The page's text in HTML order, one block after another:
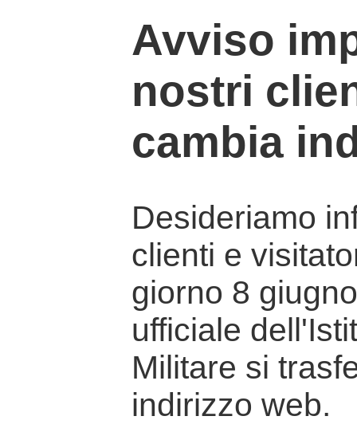
Avviso
nostri
cambia
Desideriamo
clienti e
giorno 8
ufficiale
Militare si
indirizzo web.